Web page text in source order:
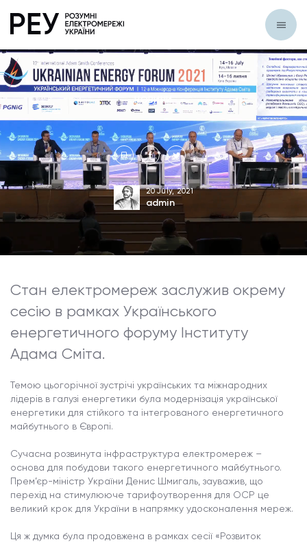
НОВИНИ
20 July, 2021
admin
Стан електромереж заслужив окрему
сесію в рамках Українського
енергетичного форуму Інституту
Адама Сміта.
Темою цьогорічної зустрічі українських та міжнародних
лідерів в галузі енергетики була модернізація української
енергетики для стійкого та інтегрованого енергетичного
майбутнього в Європі.
Сучасна розвинута інфраструктура електромереж –
основа для побудови такого енергетичного майбутнього.
Прем’єр-міністр України Денис Шмигаль, зауважив, що
перехід на стимулююче тарифоутворення для ОСР це
великий крок для України в напрямку удосконалення мереж.
Ця ж думка була продовжена в рамках сесії «Розвиток